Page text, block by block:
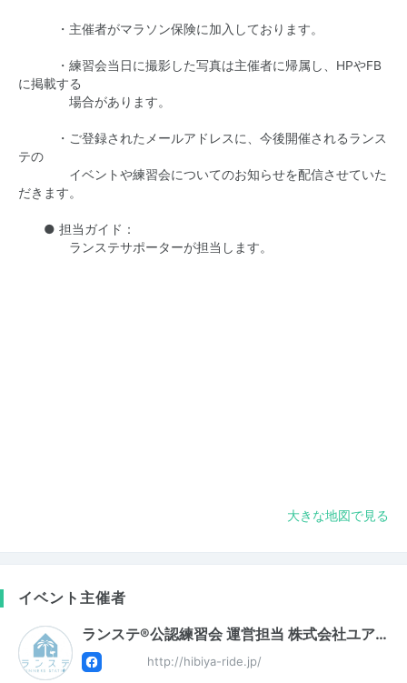
・主催者がマラソン保険に加入しております。
・練習会当日に撮影した写真は主催者に帰属し、HPやFB
に掲載する
場合があります。
・ご登録されたメールアドレスに、今後開催されるランス
テの
イベントや練習会についてのお知らせを配信させていた
だきます。
● 担当ガイド：
ランステサポーターが担当します。
大きな地図で見る
イベント主催者
ランステ®公認練習会 運営担当 株式会社ユア…
http://hibiya-ride.jp/